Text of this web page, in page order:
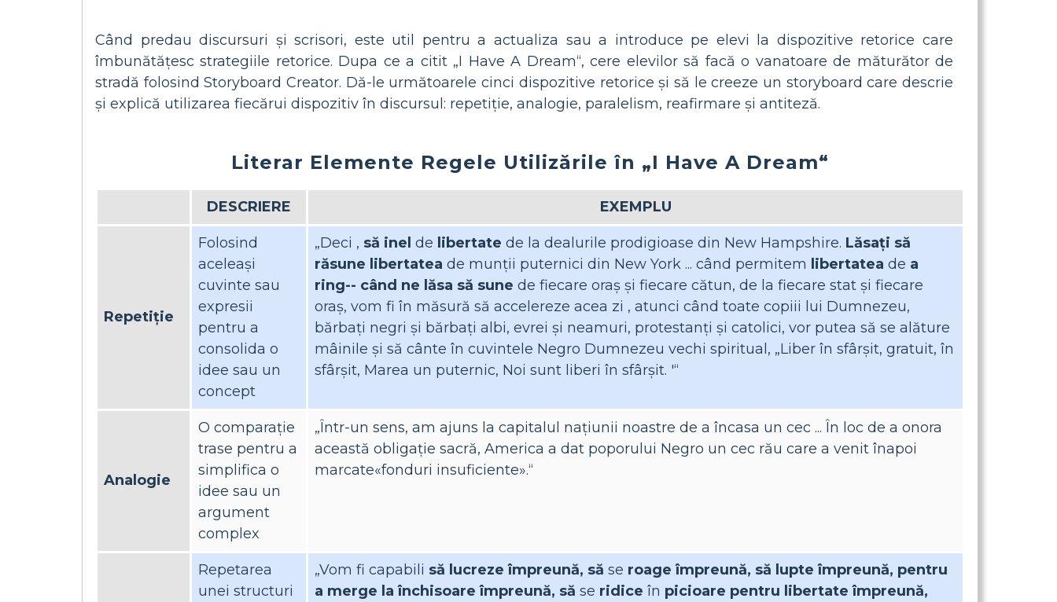
Când predau discursuri și scrisori, este util pentru a actualiza sau a introduce pe elevi la dispozitive retorice care
îmbunătățesc strategiile retorice. Dupa ce a citit „I Have A Dream“, cere elevilor să facă o vanatoare de măturător de
stradă folosind Storyboard Creator. Dă-le următoarele cinci dispozitive retorice și să le creeze un storyboard care descrie
și explică utilizarea fiecărui dispozitiv în discursul: repetiție, analogie, paralelism, reafirmare și antiteză.
Literar Elemente Regele Utilizările în „I Have A Dream“
DESCRIERE EXEMPLU
Repetiţie
Folosind
aceleași
cuvinte sau
expresii
pentru a
consolida o
idee sau un
concept
„Deci , să inel de libertate de la dealurile prodigioase din New Hampshire. Lăsați să
răsune libertatea de munții puternici din New York ... când permitem libertatea de a
ring-- când ne lăsa să sune de fiecare oraș și fiecare cătun, de la fiecare stat și fiecare
oraș, vom fi în măsură să accelereze acea zi , atunci când toate copiii lui Dumnezeu,
bărbați negri și bărbați albi, evrei și neamuri, protestanți și catolici, vor putea să se alăture
mâinile și să cânte în cuvintele Negro Dumnezeu vechi spiritual, „Liber în sfârșit, gratuit, în
sfârșit, Marea un puternic, Noi sunt liberi în sfârșit. '“
Analogie
O comparație
trase pentru a
simplifica o
idee sau un
argument
complex
„Într-un sens, am ajuns la capitalul națiunii noastre de a încasa un cec ... În loc de a onora
această obligație sacră, America a dat poporului Negro un cec rău care a venit înapoi
marcate«fonduri insuficiente».“
Repetarea
unei structuri
„Vom fi capabili să lucreze împreună, să se roage împreună, să lupte împreună, pentru
a merge la închisoare împreună, să se ridice în picioare pentru libertate împreună,